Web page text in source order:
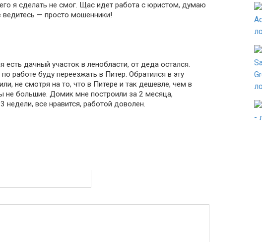
я сделать не смог. Щас идет работа с юристом, думаю
ведитесь — просто мошенники!
дачный участок в ленобласти, от деда остался.
работе буду переезжать в Питер. Обратился в эту
не смотря на то, что в Питере и так дешевле, чем в
не большие. Домик мне построили за 2 месяца,
недели, все нравится, работой доволен.